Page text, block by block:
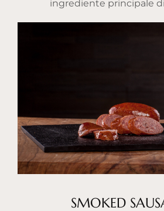
ingrediente principale
SMOKED